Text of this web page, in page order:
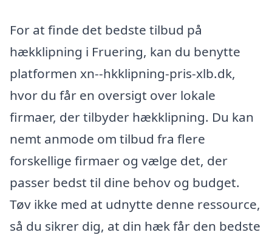
For at finde det bedste tilbud på
hækklipning i Fruering, kan du benytte
platformen xn--hkklipning-pris-xlb.dk,
hvor du får en oversigt over lokale
firmaer, der tilbyder hækklipning. Du kan
nemt anmode om tilbud fra flere
forskellige firmaer og vælge det, der
passer bedst til dine behov og budget.
Tøv ikke med at udnytte denne ressource,
så du sikrer dig, at din hæk får den bedste